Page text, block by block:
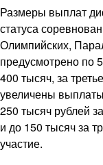
Размеры выплат
статуса
Олимпийских,
предусмотрено по
400 тысяч, за
увеличены
250 тысяч рублей
и до 150 тысяч за
участие.